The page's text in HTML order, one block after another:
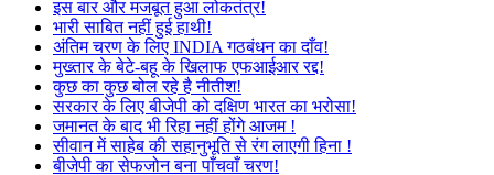
इस बार और मजबूत हुआ लोकतंत्र!
भारी साबित नहीं हुई हाथी!
अंतिम चरण के लिए INDIA गठबंधन का दाँव!
मुख्तार के बेटे-बहू के खिलाफ एफआईआर रद्द!
कुछ का कुछ बोल रहे है नीतीश!
सरकार के लिए बीजेपी को दक्षिण भारत का भरोसा!
जमानत के बाद भी रिहा नहीं होंगे आजम !
सीवान में साहेब की सहानुभूति से रंग लाएगी हिना !
बीजेपी का सेफजोन बना पाँचवाँ चरण!